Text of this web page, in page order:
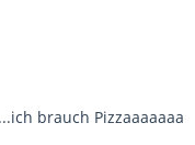
brauch Pizzaaaaaaa